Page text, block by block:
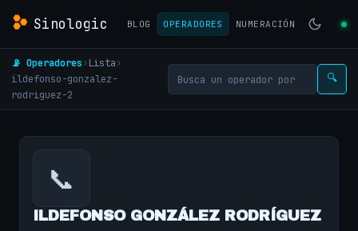
Sinologic BLOG OPERADORES NUMERACIÓN
📡 Operadores› Lista›
ildefonso-gonzalez-
rodriguez-2
🔍
📞
ILDEFONSO GONZÁLEZ RODRÍGUEZ